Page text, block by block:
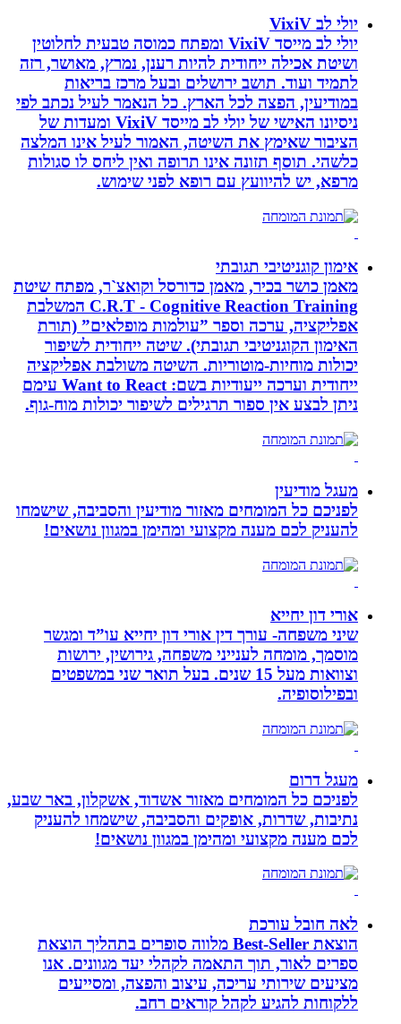
יולי לב VixiV
יולי לב מייסד VixiV ומפתח כמוסה טבעית לחלוטין
ושיטת אכילה ייחודית להיות רענן, נמרץ, מאושר, רזה
לתמיד ועוד. תושב ירושלים ובעל מרכז בריאות
במודיעין, הפצה לכל הארץ. כל הנאמר לעיל נכתב לפי
ניסיונו האישי של יולי לב מייסד VixiV ומעדות של
הציבור שאימץ את השיטה, האמור לעיל אינו המלצה
כלשהי. תוסף תזונה אינו תרופה ואין ליחס לו סגולות
מרפא, יש להיוועץ עם רופא לפני שימוש.
אימון קוגניטיבי תגובתי
מאמן כושר בכיר, מאמן כדורסל וקואצ`ר, מפתח שיטת
C.R.T - Cognitive Reaction Training המשלבת
אפליקציה, ערכה וספר ”עולמות מופלאים” (תורת
האימון הקוגניטיבי תגובתי). שיטה ייחודית לשיפור
יכולות מוחיות-מוטוריות. השיטה משולבת אפליקציה
ייחודית וערכה ייעודיות בשם: Want to React עימם
ניתן לבצע אין ספור תרגילים לשיפור יכולות מוח-גוף.
מעגל מודיעין
לפניכם כל המומחים מאזור מודיעין והסביבה, שישמחו
להעניק לכם מענה מקצועי ומהימן במגוון נושאים!
אורי דון יחייא
שיני משפחה- עורך דין אורי דון יחייא עו”ד ומגשר
מוסמך, מומחה לענייני משפחה, גירושין, ירושות
וצוואות מעל 15 שנים. בעל תואר שני במשפטים
ובפילוסופיה.
מעגל דרום
לפניכם כל המומחים מאזור אשדוד, אשקלון, באר שבע,
נתיבות, שדרות, אופקים והסביבה, שישמחו להעניק
לכם מענה מקצועי ומהימן במגוון נושאים!
לאה חובל עורכת
הוצאת Best-Seller מלווה סופרים בתהליך הוצאת
ספרים לאור, תוך התאמה לקהלי יעד מגוונים. אנו
מציעים שירותי עריכה, עיצוב והפצה, ומסייעים
ללקוחות להגיע לקהל קוראים רחב.